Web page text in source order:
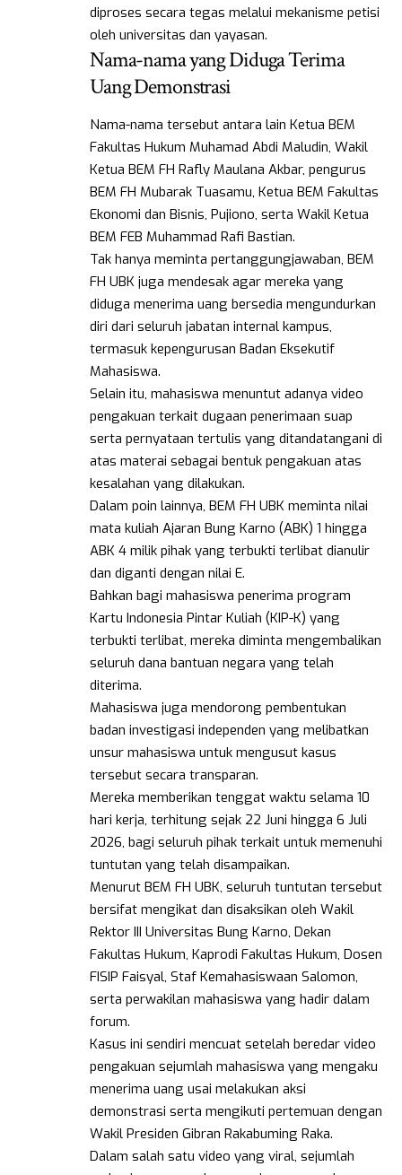
diproses secara tegas melalui mekanisme petisi
oleh universitas dan yayasan.
Nama-nama yang Diduga Terima
Uang Demonstrasi
Nama-nama tersebut antara lain Ketua BEM
Fakultas Hukum Muhamad Abdi Maludin, Wakil
Ketua BEM FH Rafly Maulana Akbar, pengurus
BEM FH Mubarak Tuasamu, Ketua BEM Fakultas
Ekonomi dan Bisnis, Pujiono, serta Wakil Ketua
BEM FEB Muhammad Rafi Bastian.
Tak hanya meminta pertanggungjawaban, BEM
FH UBK juga mendesak agar mereka yang
diduga menerima uang bersedia mengundurkan
diri dari seluruh jabatan internal kampus,
termasuk kepengurusan Badan Eksekutif
Mahasiswa.
Selain itu, mahasiswa menuntut adanya video
pengakuan terkait dugaan penerimaan suap
serta pernyataan tertulis yang ditandatangani di
atas materai sebagai bentuk pengakuan atas
kesalahan yang dilakukan.
Dalam poin lainnya, BEM FH UBK meminta nilai
mata kuliah Ajaran Bung Karno (ABK) 1 hingga
ABK 4 milik pihak yang terbukti terlibat dianulir
dan diganti dengan nilai E.
Bahkan bagi mahasiswa penerima program
Kartu Indonesia Pintar Kuliah (KIP-K) yang
terbukti terlibat, mereka diminta mengembalikan
seluruh dana bantuan negara yang telah
diterima.
Mahasiswa juga mendorong pembentukan
badan investigasi independen yang melibatkan
unsur mahasiswa untuk mengusut kasus
tersebut secara transparan.
Mereka memberikan tenggat waktu selama 10
hari kerja, terhitung sejak 22 Juni hingga 6 Juli
2026, bagi seluruh pihak terkait untuk memenuhi
tuntutan yang telah disampaikan.
Menurut BEM FH UBK, seluruh tuntutan tersebut
bersifat mengikat dan disaksikan oleh Wakil
Rektor III Universitas Bung Karno, Dekan
Fakultas Hukum, Kaprodi Fakultas Hukum, Dosen
FISIP Faisyal, Staf Kemahasiswaan Salomon,
serta perwakilan mahasiswa yang hadir dalam
forum.
Kasus ini sendiri mencuat setelah beredar video
pengakuan sejumlah mahasiswa yang mengaku
menerima uang usai melakukan aksi
demonstrasi serta mengikuti pertemuan dengan
Wakil Presiden Gibran Rakabuming Raka.
Dalam salah satu video yang viral, sejumlah